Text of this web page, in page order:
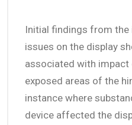
Initial findings from
issues on the display
associated with
exposed areas of the
instance where
device affected the